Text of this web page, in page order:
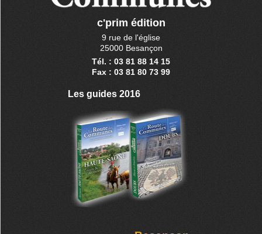
c'prim édition
9 rue de l'église
25000 Besançon
Tél. : 03 81 88 14 15
Fax : 03 81 80 73 99
Les guides 2016